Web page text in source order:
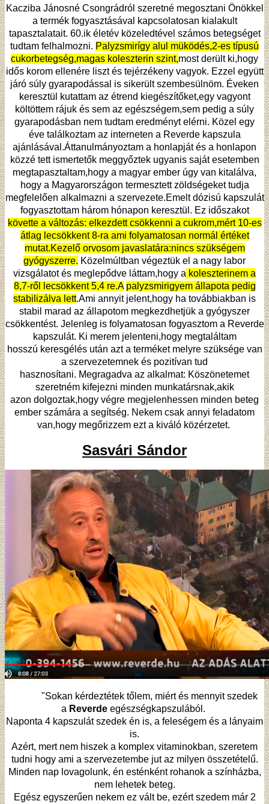
Kacziba Jánosné Csongrádról szeretné megosztani Önökkel
a termék fogyasztásával kapcsolatosan kialakult
tapasztalatait. 60.ik életév közeledtével számos betegséget
tudtam felhalmozni. Palyzsmirígy alul müködés,2-es típusú
cukorbetegség,magas koleszterin szint,most derült ki,hogy
idős korom ellenére liszt és tejérzékeny vagyok. Ezzel együtt
járó súly gyarapodással is sikerült szembesülnöm. Éveken
keresztül kutattam az étrend kiegészítőket,egy vagyont
költöttem rájuk és sem az egészségem,sem pedig a súly
gyarapodásban nem tudtam eredményt elérni. Közel egy
éve találkoztam az interneten a Reverde kapszula
ajánlásával.Áttanulmányoztam a honlapját és a honlapon
közzé tett ismertetők meggyőztek ugyanis saját esetemben
megtapasztaltam,hogy a magyar ember úgy van kitalálva,
hogy a Magyarországon termesztett zöldségeket tudja
megfelelően alkalmazni a szervezete.Emelt dózisú kapszulát
fogyasztottam három hónapon keresztül. Ez időszakot
követte a változás: elkezdett csökkenni a cukrom,mért 10-es
átlag lecsökkent 8-ra ami folyamatosan normál értéket
mutat.Kezelő orvosom javaslatára:nincs szükségem
gyógyszerre. Közelmúltban végeztük el a nagy labor
vizsgálatot és meglepődve láttam,hogy a koleszterinem a
8,7-ről lecsökkent 5,4 re.A palyzsmirigyem állapota pedig
stabilizálva lett.Ami annyit jelent,hogy ha továbbiakban is
stabil marad az állapotom megkezdhetjük a gyógyszer
csökkentést. Jelenleg is folyamatosan fogyasztom a Reverde
kapszulát. Ki merem jelenteni,hogy megtaláltam
hosszú keresgélés után azt a terméket melyre szüksége van
a szervezetemnek és pozitívan tud
hasznosítani. Megragadva az alkalmat: Köszönetemet
szeretném kifejezni minden munkatársnak,akik
azon dolgoztak,hogy végre megjelenhessen minden beteg
ember számára a segítség. Nekem csak annyi feladatom
van,hogy megőrizzem ezt a kiváló közérzetet.
Sasvári Sándor
"Sokan kérdeztétek tőlem, miért és mennyit szedek
a Reverde egészségkapszulából.
Naponta 4 kapszulát szedek én is, a feleségem és a lányaim
is.
Azért, mert nem hiszek a komplex vitaminokban, szeretem
tudni hogy ami a szervezetembe jut az milyen összetételű.
Minden nap lovagolunk, én esténként rohanok a színházba,
nem lehetek beteg.
Egész egyszerűen nekem ez vált be, ezért szedem már 2